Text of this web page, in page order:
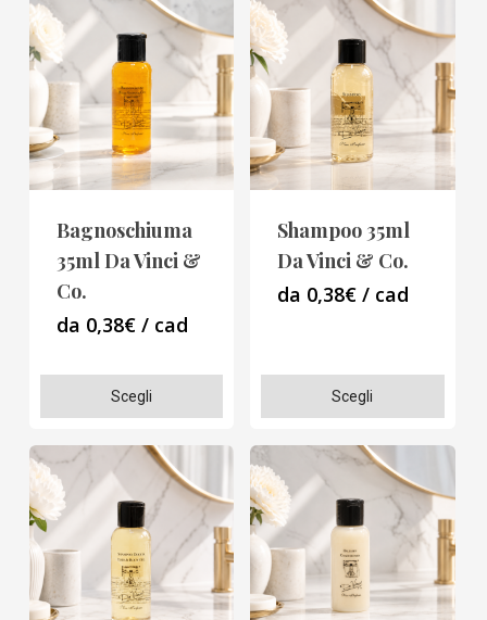
Scegli
prodotto
ha
più
varianti.
Le
opzioni
possono
Bagnoschiuma
35ml Da Vinci &
Co.
da 0,38€ / cad
Scegli
prodotto
ha
più
varianti.
Le
opzioni
possono
Shampoo 35ml
Da Vinci & Co.
da 0,38€ / cad